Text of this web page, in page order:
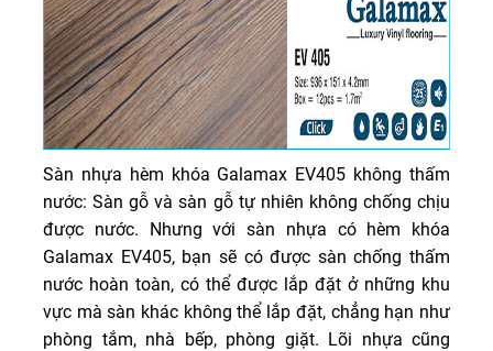
Sàn nhựa hèm khóa Galamax EV405 không thấm
nước: Sàn gỗ và sàn gỗ tự nhiên không chống chịu
được nước. Nhưng với sàn nhựa có hèm khóa
Galamax EV405, bạn sẽ có được sàn chống thấm
nước hoàn toàn, có thể được lắp đặt ở những khu
vực mà sàn khác không thể lắp đặt, chẳng hạn như
phòng tắm, nhà bếp, phòng giặt. Lõi nhựa cũng